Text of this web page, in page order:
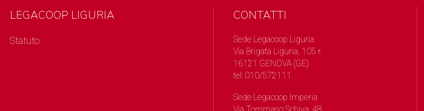
LEGACOOP LIGURIA
Statuto
CONTATTI
Sede Legacoop Liguria
Via Brigata Liguria, 105 r.
16121 GENOVA (GE)
tel: 010/572111
Sede Legacoop Imperia